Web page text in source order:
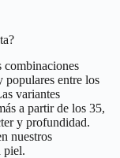
combinaciones
populares entre los
variantes
a partir de los 35,
y profundidad.
nuestros
piel.